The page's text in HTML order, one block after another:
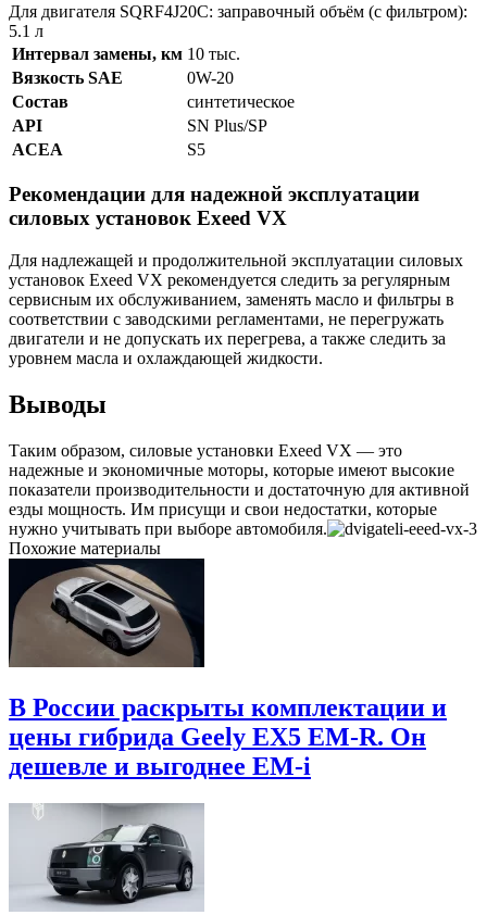
Для двигателя SQRF4J20С: заправочный объём (с фильтром):
5.1 л
Интервал замены, км 10 тыс.
Вязкость SAE
0W-20
Состав
синтетическое
API
SN Plus/SP
ACEA
S5
Рекомендации для надежной эксплуатации
силовых установок Exeed VX
Для надлежащей и продолжительной эксплуатации силовых
установок Exeed VX рекомендуется следить за регулярным
сервисным их обслуживанием, заменять масло и фильтры в
соответствии с заводскими регламентами, не перегружать
двигатели и не допускать их перегрева, а также следить за
уровнем масла и охлаждающей жидкости.
Выводы
Таким образом, силовые установки Exeed VX — это
надежные и экономичные моторы, которые имеют высокие
показатели производительности и достаточную для активной
езды мощность. Им присущи и свои недостатки, которые
нужно учитывать при выборе автомобиля.
Похожие материалы
В России раскрыты комплектации и
цены гибрида Geely EX5 EM-R. Он
дешевле и выгоднее EM-i